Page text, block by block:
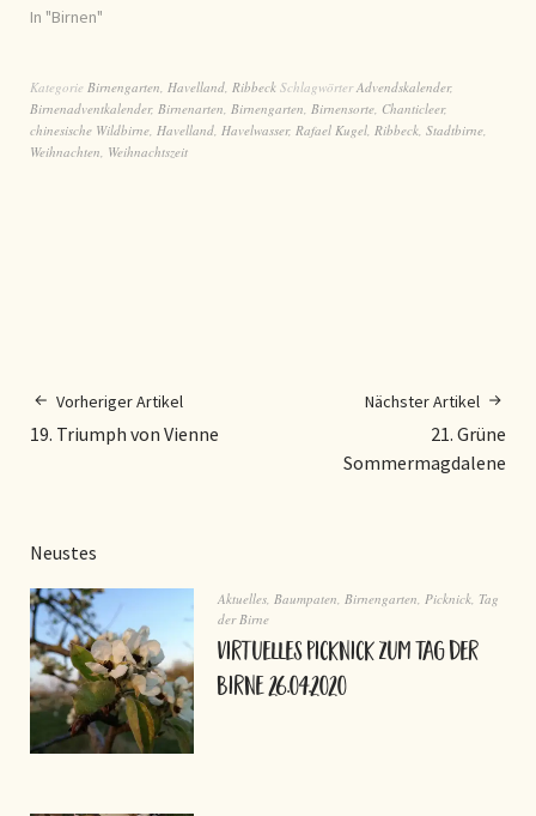
In "Birnen"
Kategorie Birnengarten, Havelland, Ribbeck SchlagwörterAdvendskalender,
Birnenadventkalender, Birnenarten, Birnengarten, Birnensorte, Chanticleer,
chinesische Wildbirne, Havelland, Havelwasser, Rafael Kugel, Ribbeck, Stadtbirne,
Weihnachten, Weihnachtszeit
Vorheriger Artikel
19. Triumph von Vienne
Nächster Artikel
21. Grüne
Sommermagdalene
Neustes
Aktuelles,Baumpaten,Birnengarten,Picknick, Tag
der Birne
virtuelles Picknick zum Tag der
Birne 26.04.2020